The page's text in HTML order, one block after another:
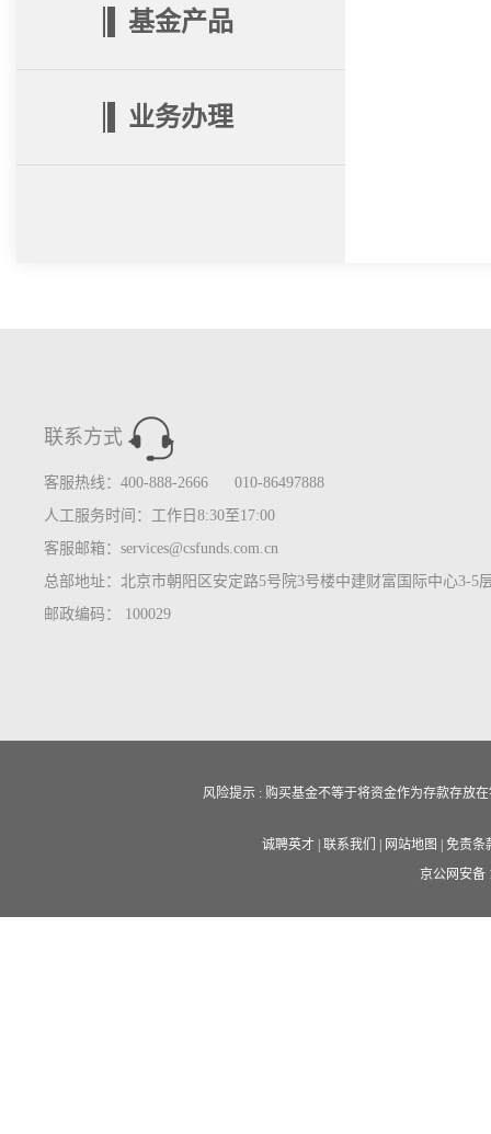
基金产品
业务办理
联系方式
客服热线：400-888-2666 010-86497888
人工服务时间：工作日8:30至17:00
客服邮箱：services@csfunds.com.cn
总部地址：北京市朝阳区安定路5号院3号楼中建财富国际中心3-5
邮政编码： 100029
风险提示 : 购买基金不等于将资金作为存款存放
诚聘英才 联系我们 网站地图
免责条
京公网安备